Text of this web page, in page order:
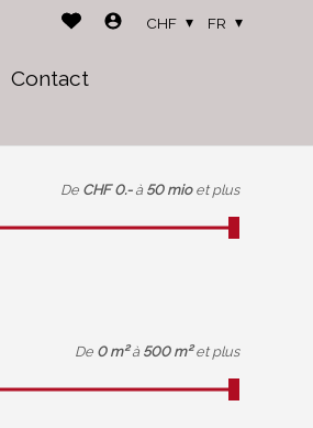
Contact
CHF FR
De CHF 0.- à 50 mio et plus
De 0 m² à 500 m² et plus